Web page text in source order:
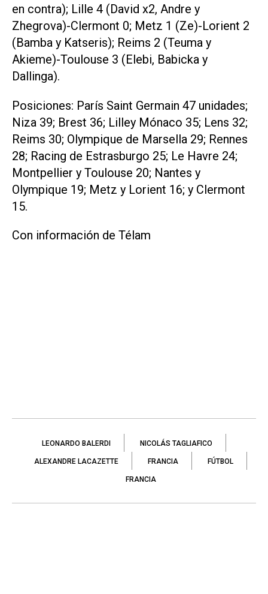
en contra); Lille 4 (David x2, Andre y
Zhegrova)-Clermont 0; Metz 1 (Ze)-Lorient 2
(Bamba y Katseris); Reims 2 (Teuma y
Akieme)-Toulouse 3 (Elebi, Babicka y
Dallinga).
Posiciones: París Saint Germain 47 unidades;
Niza 39; Brest 36; Lilley Mónaco 35; Lens 32;
Reims 30; Olympique de Marsella 29; Rennes
28; Racing de Estrasburgo 25; Le Havre 24;
Montpellier y Toulouse 20; Nantes y
Olympique 19; Metz y Lorient 16; y Clermont
15.
Con información de Télam
LEONARDO BALERDI NICOLÁS TAGLIAFICO
ALEXANDRE LACAZETTE FRANCIA FÚTBOL
FRANCIA